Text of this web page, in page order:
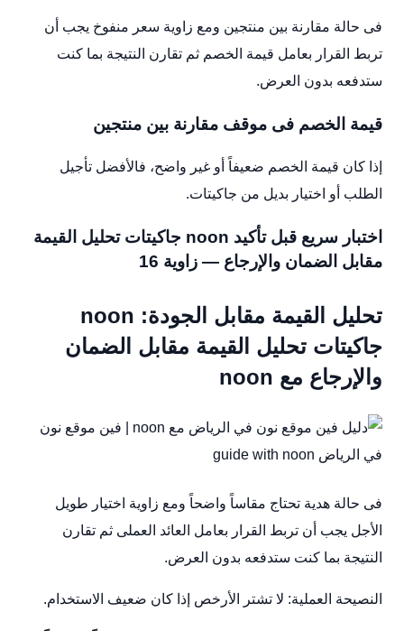
فى حالة مقارنة بين منتجين ومع زاوية سعر منفوخ يجب أن
تربط القرار بعامل قيمة الخصم ثم تقارن النتيجة بما كنت
ستدفعه بدون العرض.
قيمة الخصم فى موقف مقارنة بين منتجين
إذا كان قيمة الخصم ضعيفاً أو غير واضح، فالأفضل تأجيل
الطلب أو اختيار بديل من جاكيتات.
اختبار سريع قبل تأكيد noon جاكيتات تحليل القيمة
مقابل الضمان والإرجاع — زاوية 16
تحليل القيمة مقابل الجودة: noon
جاكيتات تحليل القيمة مقابل الضمان
والإرجاع مع noon
فى حالة هدية تحتاج مقاساً واضحاً ومع زاوية اختيار طويل
الأجل يجب أن تربط القرار بعامل العائد العملى ثم تقارن
النتيجة بما كنت ستدفعه بدون العرض.
النصيحة العملية: لا تشتر الأرخص إذا كان ضعيف الاستخدام.